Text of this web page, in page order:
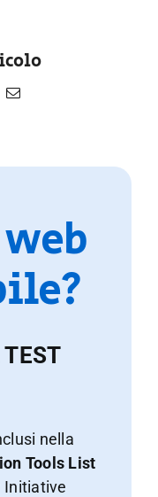
nella
Tools List
Initiative